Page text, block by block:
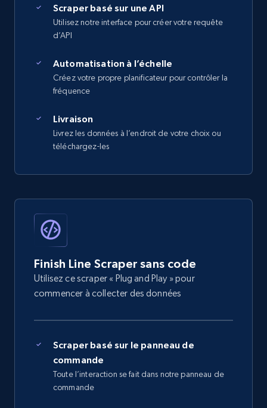
Scraper basé sur une API
Utilisez notre interface pour créer votre requête
d’API
Automatisation à l’échelle
Créez votre propre planificateur pour contrôler la
fréquence
Livraison
Livrez les données à l’endroit de votre choix ou
téléchargez-les
Finish Line Scraper sans code
Utilisez ce scraper « Plug and Play » pour
commencer à collecter des données
Scraper basé sur le panneau de
commande
Toute l’interaction se fait dans notre panneau de
commande